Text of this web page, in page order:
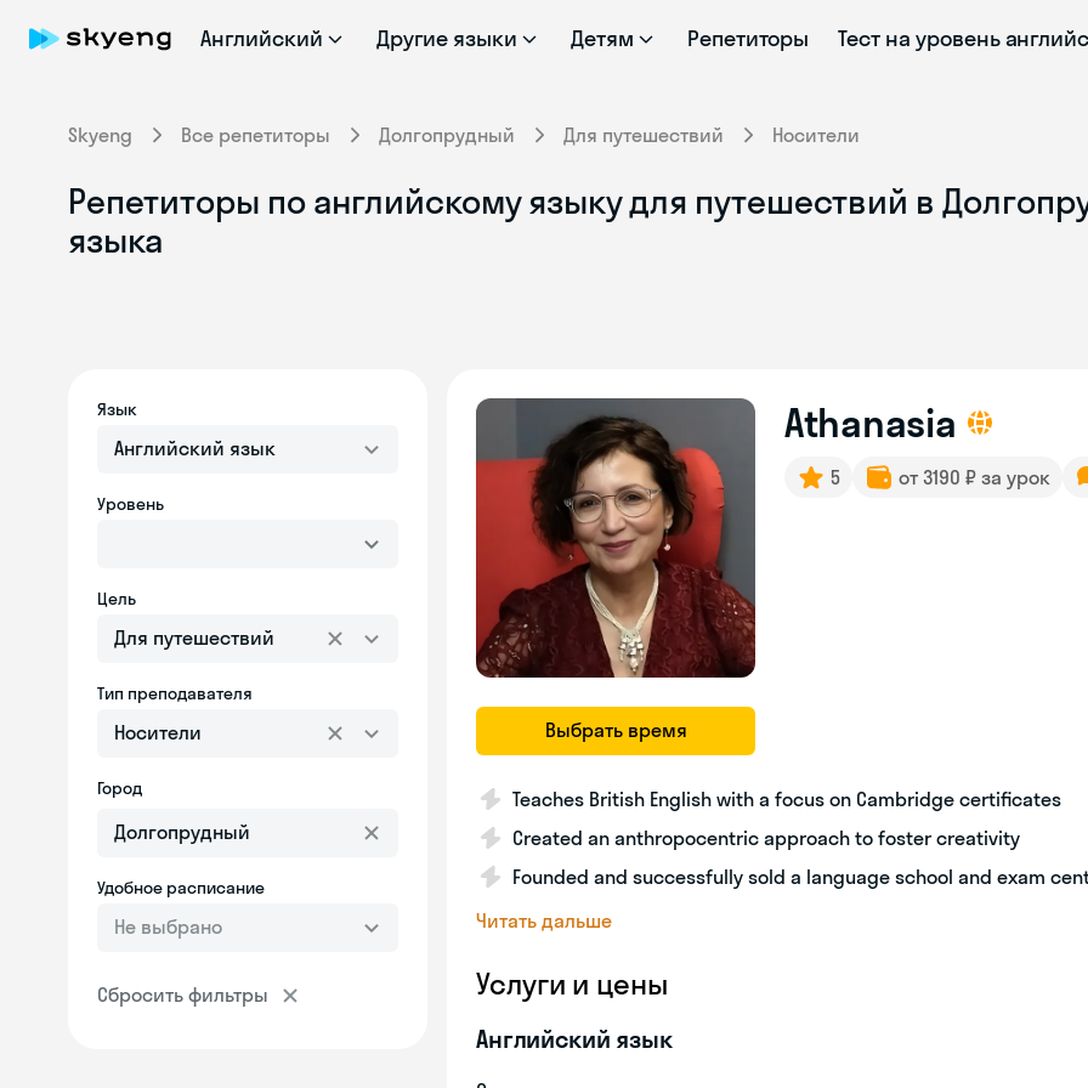
Английский Другие языки Детям Репетиторы Тест на уровень
Skyeng Все репетиторы Долгопрудный Для путешествий Носители
Репетиторы по английскому языку для путешествий в
языка
Язык
Английский язык
Уровень
Цель
Для путешествий
Тип преподавателя
Носители
Город
Удобное расписание
Не выбрано
Сбросить фильтры
Выбрать время
Athanasia
5 от 3190 ₽ за урок
Teaches British English with a focus on Cambridge certificates
Created an anthropocentric approach to foster creativity
Founded and successfully sold a language school and exam
Читать дальше
Услуги и цены
Английский язык